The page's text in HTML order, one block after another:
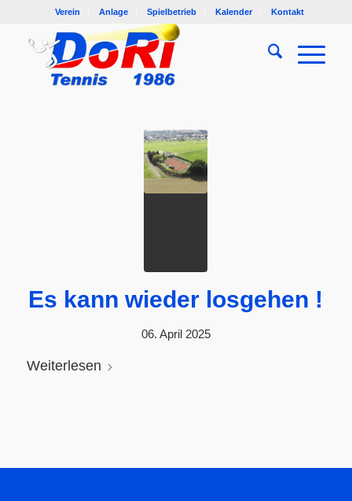
Verein Anlage Spielbetrieb Kalender Kontakt
Es kann wieder losgehen !
06. April 2025
Weiterlesen